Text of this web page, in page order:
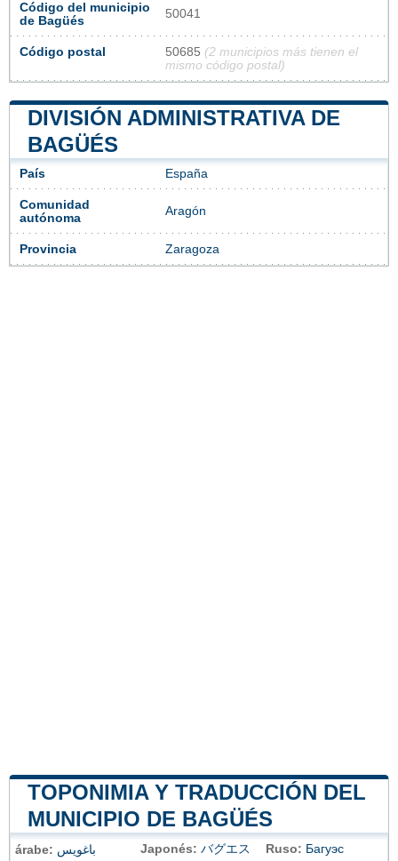
Código del municipio
de Bagüés
50041
Código postal 50685 (2 municipios más tienen el
mismo código postal)
DIVISIÓN ADMINISTRATIVA DE
BAGÜÉS
País España
Comunidad
autónoma
Aragón
Provincia Zaragoza
TOPONIMIA Y TRADUCCIÓN DEL
MUNICIPIO DE BAGÜÉS
árabe: باغويس Japonés: バグエス Ruso: Багуэс